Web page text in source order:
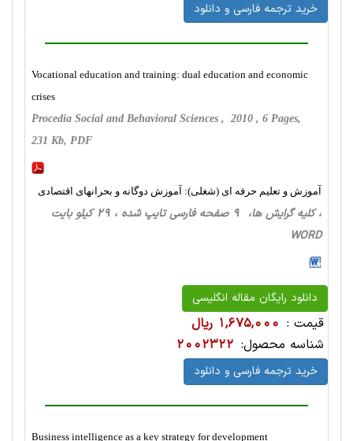
خرید ترجمه فارسی و دانلود
Vocational education and training: dual education and economic
crises
Procedia Social and Behavioral Sciences , 2010 , 6 Pages,
231 Kb, PDF
آموزش و تعلیم حرفه ای (شغلی): آموزش دوگانه و بحرانهای اقتصادی
، کلیه گرایش ها، 9 صفحه فارسی تایپ شده ، 29 کیلو بایت
WORD
دانلود رایگان مقاله انگلیسی
قیمت : 1,675,000 ریال
شناسه محصول: 2002322
خرید ترجمه فارسی و دانلود
Business intelligence as a key strategy for development